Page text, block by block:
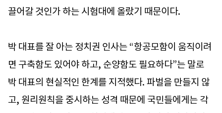
끌어갈 것인가 하는 시험대에 올랐기 때문이다.
박 대표를 잘 아는 정치권 인사는 “항공모함이 움직이려
면 구축함도 있어야 하고, 순양함도 필요하다”는 말로
박 대표의 현실적인 한계를 지적했다. 파벌을 만들지 않
고, 원리원칙을 중시하는 성격 때문에 국민들에게는 각